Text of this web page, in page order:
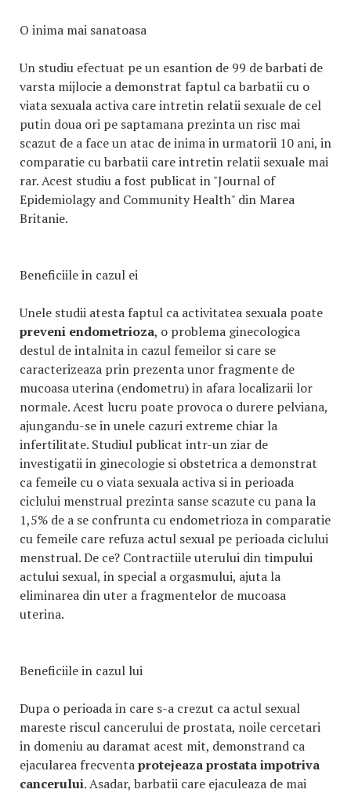
O inima mai sanatoasa
Un studiu efectuat pe un esantion de 99 de barbati de
varsta mijlocie a demonstrat faptul ca barbatii cu o
viata sexuala activa care intretin relatii sexuale de cel
putin doua ori pe saptamana prezinta un risc mai
scazut de a face un atac de inima in urmatorii 10 ani, in
comparatie cu barbatii care intretin relatii sexuale mai
rar. Acest studiu a fost publicat in "Journal of
Epidemiolagy and Community Health" din Marea
Britanie.
Beneficiile in cazul ei
Unele studii atesta faptul ca activitatea sexuala poate
preveni endometrioza, o problema ginecologica
destul de intalnita in cazul femeilor si care se
caracterizeaza prin prezenta unor fragmente de
mucoasa uterina (endometru) in afara localizarii lor
normale. Acest lucru poate provoca o durere pelviana,
ajungandu-se in unele cazuri extreme chiar la
infertilitate. Studiul publicat intr-un ziar de
investigatii in ginecologie si obstetrica a demonstrat
ca femeile cu o viata sexuala activa si in perioada
ciclului menstrual prezinta sanse scazute cu pana la
1,5% de a se confrunta cu endometrioza in comparatie
cu femeile care refuza actul sexual pe perioada ciclului
menstrual. De ce? Contractiile uterului din timpului
actului sexual, in special a orgasmului, ajuta la
eliminarea din uter a fragmentelor de mucoasa
uterina.
Beneficiile in cazul lui
Dupa o perioada in care s-a crezut ca actul sexual
mareste riscul cancerului de prostata, noile cercetari
in domeniu au daramat acest mit, demonstrand ca
ejacularea frecventaprotejeazaprostata impotriva
cancerului. Asadar, barbatii care ejaculeaza de mai